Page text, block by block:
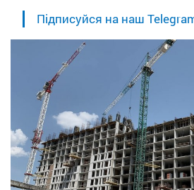
Підписуйся на наш